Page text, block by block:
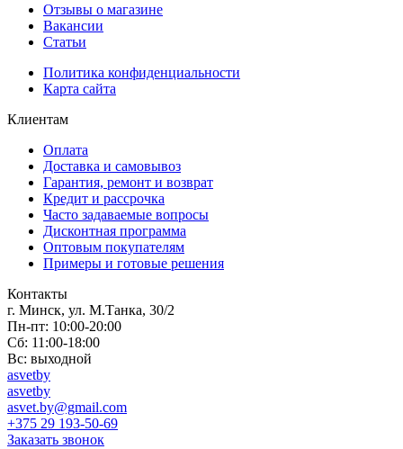
Отзывы о магазине
Вакансии
Статьи
Политика конфиденциальности
Карта сайта
Клиентам
Оплата
Доставка и самовывоз
Гарантия, ремонт и возврат
Кредит и рассрочка
Часто задаваемые вопросы
Дисконтная программа
Оптовым покупателям
Примеры и готовые решения
Контакты
г. Минск, ул. М.Танка, 30/2
Пн-пт: 10:00-20:00
Сб: 11:00-18:00
Вс: выходной
asvetby
asvetby
asvet.by@gmail.com
+375 29 193-50-69
Заказать звонок